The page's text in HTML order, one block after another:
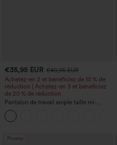
€35,95 EUR €40,95 EUR
Achetez-en 2 et bénéficiez de 10 % de
réduction | Achetez-en 3 et bénéficiez
de 20 % de réduction
Pantalon de travail ample taille mi-
haute, coupe « barrel » (jambe en forme
de tonneau) avec poches
Promo